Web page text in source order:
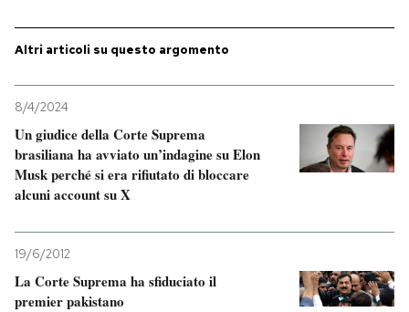
Sport
Mondiali calcio 2026
PODCAST
NEWSLETTER
I MIEI PREFERITI
SHOP
Altri articoli su questo argomento
8/4/2024
Un giudice della Corte Suprema
brasiliana ha avviato un’indagine su Elon
Musk perché si era rifiutato di bloccare
alcuni account su X
19/6/2012
La Corte Suprema ha sfiduciato il
premier pakistano